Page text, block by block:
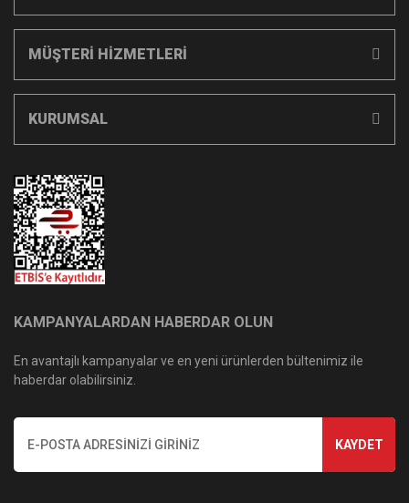
MÜŞTERİ HİZMETLERİ
KURUMSAL
KAMPANYALARDAN HABERDAR OLUN
En avantajlı kampanyalar ve en yeni ürünlerden bültenimiz ile
haberdar olabilirsiniz.
KAYDET